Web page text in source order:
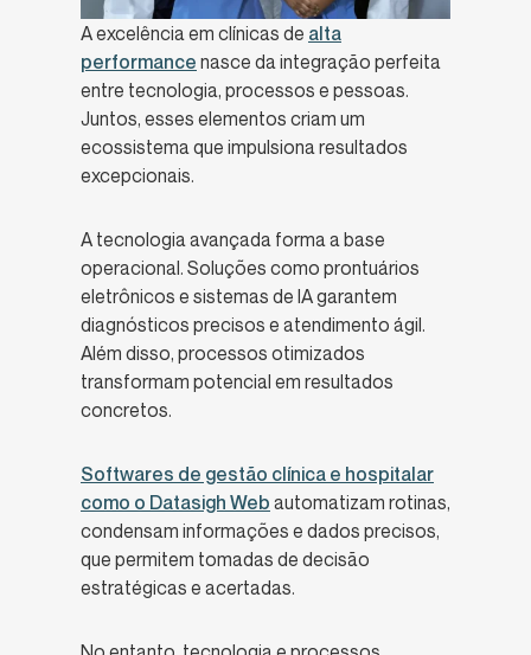
A excelência em clínicas de alta
performance nasce da integração perfeita
entre tecnologia, processos e pessoas.
Juntos, esses elementos criam um
ecossistema que impulsiona resultados
excepcionais.
A tecnologia avançada forma a base
operacional. Soluções como prontuários
eletrônicos e sistemas de IA garantem
diagnósticos precisos e atendimento ágil.
Além disso, processos otimizados
transformam potencial em resultados
concretos.
Softwares de gestão clínica e hospitalar
como o Datasigh Web automatizam rotinas,
condensam informações e dados precisos,
que permitem tomadas de decisão
estratégicas e acertadas.